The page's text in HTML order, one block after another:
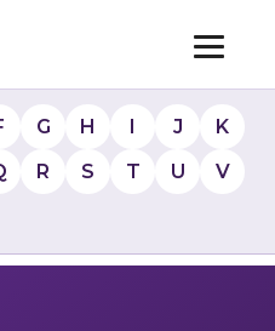
G H I J
K
R S T U
V